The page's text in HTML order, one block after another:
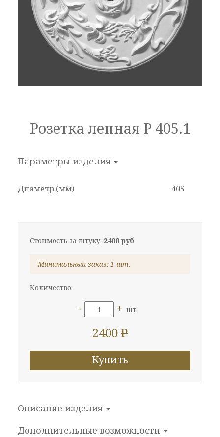
Розетка лепная Р 405.1
Параметры изделия
Диаметр (мм) 405
Стоимость за штуку: 2400 руб
Минимальный заказ: 1 шт.
Количество:
- + шт
2400P
Купить
Описание изделия
Дополнительные возможности